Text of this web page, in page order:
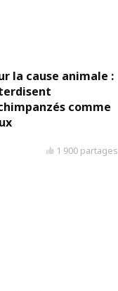
la cause animale :
comme
1 900 partages